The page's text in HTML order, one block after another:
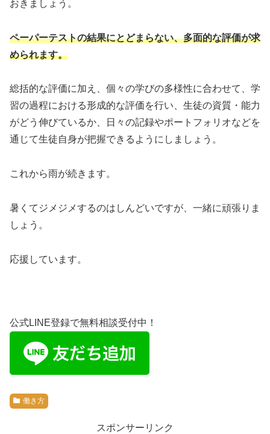
おきましょう。
ペーパーテストの結果にとどまらない、多面的な評価が求
められます。
総括的な評価に加え、個々の学びの多様性に合わせて、学
習の過程における形成的な評価を行い、生徒の資質・能力
がどう伸びているか、日々の記録やポートフォリオなどを
通じて生徒自身が把握できるようにしましょう。
これから雨が続きます。
暑くてジメジメするのはしんどいですが、一緒に頑張りま
しょう。
応援しています。
公式LINE登録で無料相談受付中！
働き方
スポンサーリンク